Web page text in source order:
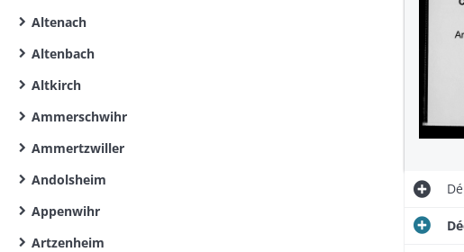
Altenach
Altenbach
Altkirch
Ammerschwihr
Ammertzwiller
Andolsheim
Appenwihr
Artzenheim